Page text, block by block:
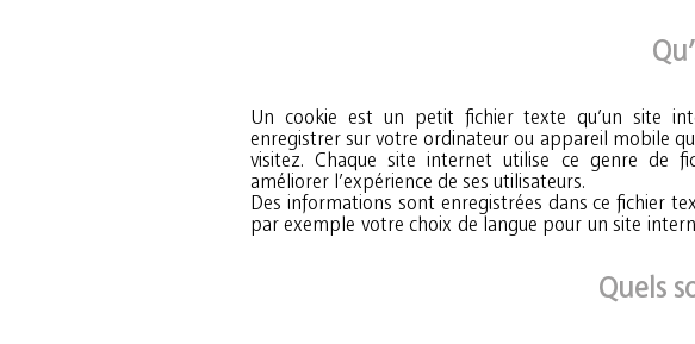
Un cookie est un petit fichier texte qu’un site
enregistrer sur votre ordinateur ou appareil mobile
visitez. Chaque site internet utilise ce genre de
améliorer l’expérience de ses utilisateurs.
Des informations sont enregistrées dans ce fichier
par exemple votre choix de langue pour un site
Quels